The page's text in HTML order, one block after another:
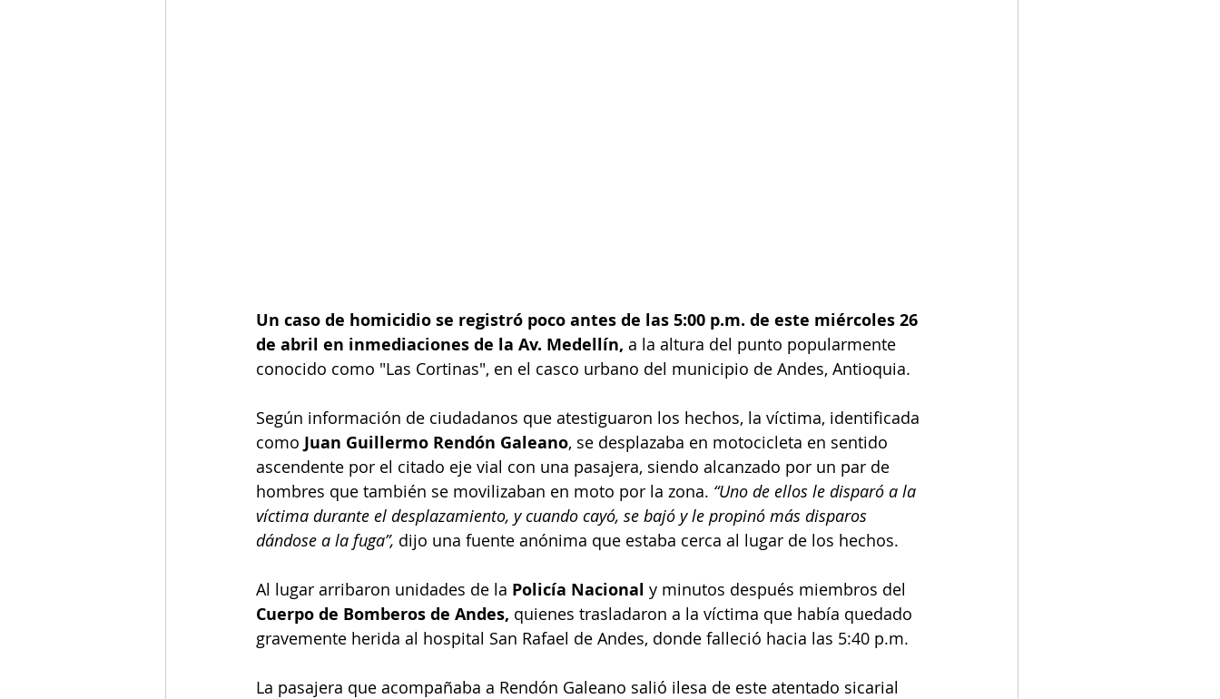
Un caso de homicidio se registró poco antes de las 5:00 p.m. de este miércoles 26
de abril en inmediaciones de la Av. Medellín, a la altura del punto popularmente
conocido como "Las Cortinas", en el casco urbano del municipio de Andes, Antioquia.
Según información de ciudadanos que atestiguaron los hechos, la víctima, identificada
como Juan Guillermo Rendón Galeano, se desplazaba en motocicleta en sentido
ascendente por el citado eje vial con una pasajera, siendo alcanzado por un par de
hombres que también se movilizaban en moto por la zona. “Uno de ellos le disparó a la
víctima durante el desplazamiento, y cuando cayó, se bajó y le propinó más disparos
dándose a la fuga”, dijo una fuente anónima que estaba cerca al lugar de los hechos.
Al lugar arribaron unidades de la Policía Nacional y minutos después miembros del
Cuerpo de Bomberos de Andes, quienes trasladaron a la víctima que había quedado
gravemente herida al hospital San Rafael de Andes, donde falleció hacia las 5:40 p.m.
La pasajera que acompañaba a Rendón Galeano salió ilesa de este atentado sicarial